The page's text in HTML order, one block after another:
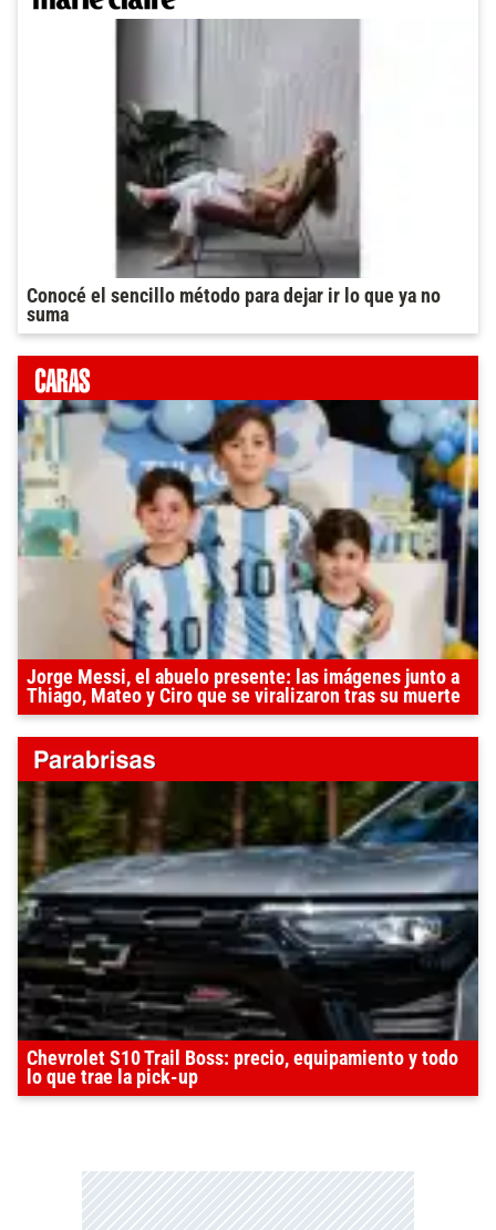
Conocé el sencillo método para dejar ir lo que ya no
suma
Jorge Messi, el abuelo presente: las imágenes junto a
Thiago, Mateo y Ciro que se viralizaron tras su muerte
Chevrolet S10 Trail Boss: precio, equipamiento y todo
lo que trae la pick-up